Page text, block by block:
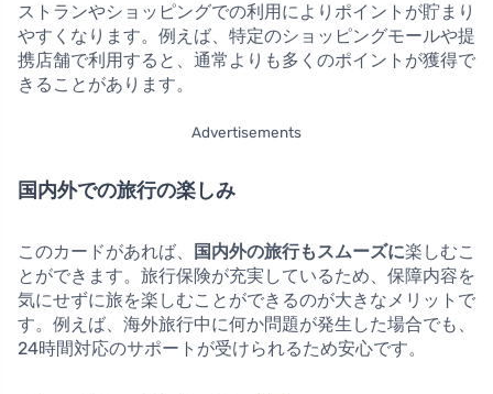
ストランやショッピングでの利用によりポイントが貯まり
やすくなります。例えば、特定のショッピングモールや提
携店舗で利用すると、通常よりも多くのポイントが獲得で
きることがあります。
Advertisements
国内外での旅行の楽しみ
このカードがあれば、 国内外の旅行もスムーズに楽しむこ
とができます。旅行保険が充実しているため、保障内容を
気にせずに旅を楽しむことができるのが大きなメリットで
す。例えば、海外旅行中に何か問題が発生した場合でも、
24時間対応のサポートが受けられるため安心です。